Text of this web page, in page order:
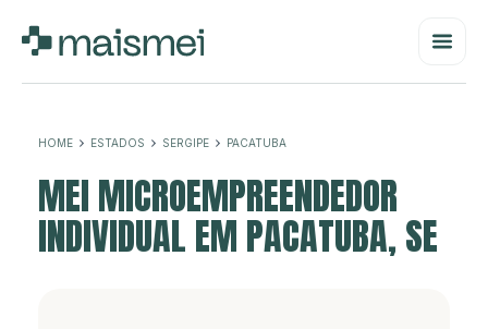
HOME ESTADOS SERGIPE PACATUBA
MEI MICROEMPREENDEDOR
INDIVIDUAL EM PACATUBA, SE